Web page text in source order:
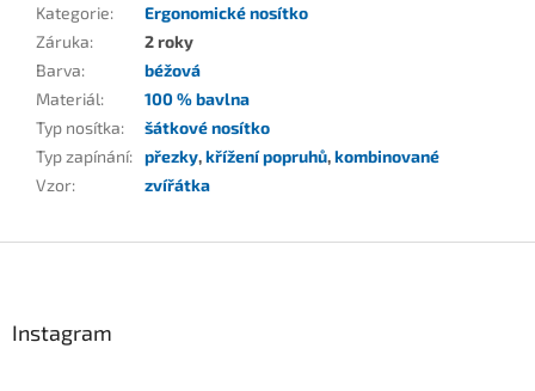
Kategorie:
Ergonomické nosítko
Záruka:
2 roky
Barva:
béžová
Materiál:
100 % bavlna
Typ nosítka:
šátkové nosítko
Typ zapínání: přezky,křížení popruhů,kombinované
Vzor: zvířátka
Instagram